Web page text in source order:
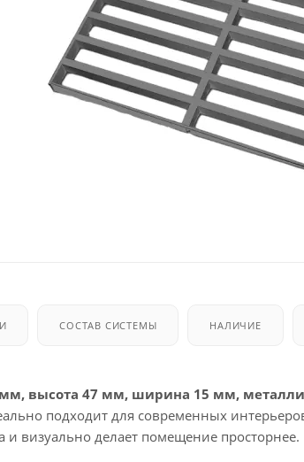
СОСТАВ СИСТЕМЫ НАЛИЧИЕ
мм, высота 47 мм, ширина 15 мм,
подходит для современных
и визуально делает помещение просторнее.